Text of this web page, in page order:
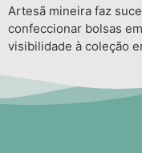
Artesã mineira faz
confeccionar bolsas
visibilidade à coleção